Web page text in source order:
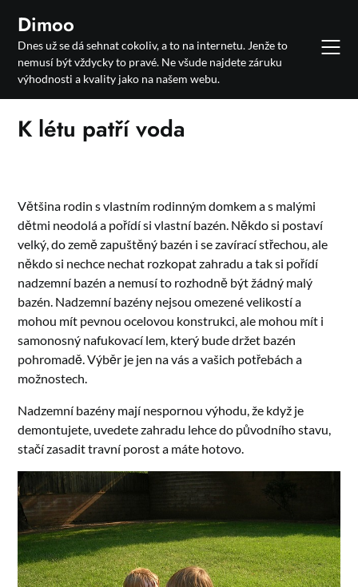
content
Dimoo
Dnes už se dá sehnat cokoliv, a to na internetu. Jenže to
nemusí být vždycky to pravé. Ne všude najdete záruku
výhodnosti a kvality jako na našem webu.
K létu patří voda
Většina rodin s vlastním rodinným domkem a s malými
dětmi neodolá a pořídí si vlastní bazén. Někdo si postaví
velký, do země zapuštěný bazén i se zavírací střechou, ale
někdo si nechce nechat rozkopat zahradu a tak si pořídí
nadzemní bazén a nemusí to rozhodně být žádný malý
bazén. Nadzemní bazény nejsou omezené velikostí a
mohou mít pevnou ocelovou konstrukci, ale mohou mít i
samonosný nafukovací lem, který bude držet bazén
pohromadě. Výběr je jen na vás a vašich potřebách a
možnostech.
Nadzemní bazény mají nespornou výhodu, že když je
demontujete, uvedete zahradu lehce do původního stavu,
stačí zasadit travní porost a máte hotovo.